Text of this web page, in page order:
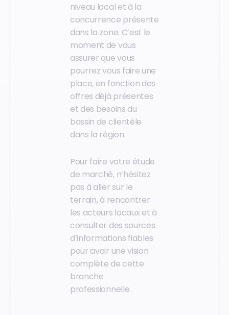
niveau local et à la
concurrence présente
dans la zone. C’est le
moment de vous
assurer que vous
pourrez vous faire une
place, en fonction des
offres déjà présentes
et des besoins du
bassin de clientèle
dans la région.
Pour faire votre étude
de marché, n’hésitez
pas à aller sur le
terrain, à rencontrer
les acteurs locaux et à
consulter des sources
d’informations fiables
pour avoir une vision
complète de cette
branche
professionnelle.